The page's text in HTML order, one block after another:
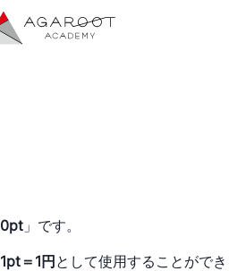
0pt 」です。
1pt＝1円として使用することがで